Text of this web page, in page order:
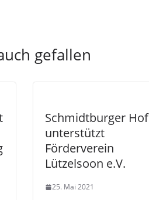
gefallen
Schmidtburger Hof
unterstützt
Förderverein
Lützelsoon e.V.
25. Mai 2021